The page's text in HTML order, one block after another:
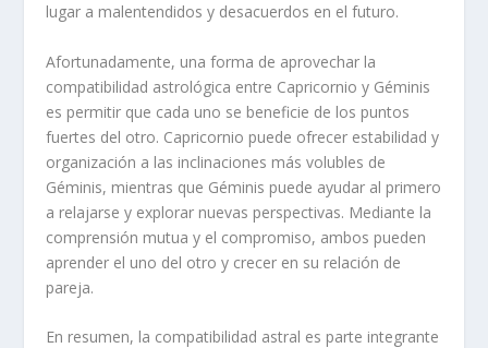
lugar a malentendidos y desacuerdos en el futuro.
Afortunadamente, una forma de aprovechar la
compatibilidad astrológica entre Capricornio y Géminis
es permitir que cada uno se beneficie de los puntos
fuertes del otro. Capricornio puede ofrecer estabilidad y
organización a las inclinaciones más volubles de
Géminis, mientras que Géminis puede ayudar al primero
a relajarse y explorar nuevas perspectivas. Mediante la
comprensión mutua y el compromiso, ambos pueden
aprender el uno del otro y crecer en su relación de
pareja.
En resumen, la compatibilidad astral es parte integrante